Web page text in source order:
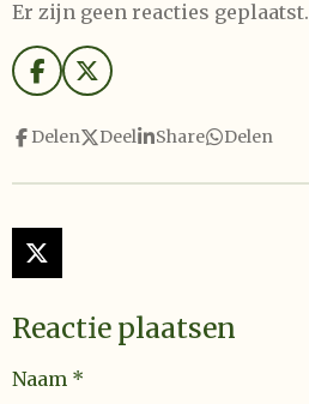
Er zijn geen reacties geplaatst.
F
a
c
e
k
X
Delen Deel Share Delen
X
Reactie plaatsen
Naam *